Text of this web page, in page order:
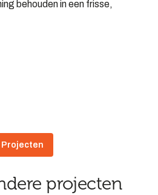
behouden in een frisse,
Projecten
projecten